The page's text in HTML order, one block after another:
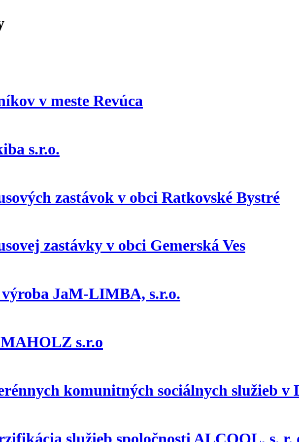
v meste Revúca
s.r.o.
zastávok v obci Ratkovské Bystré
zastávky v obci Gemerská Ves
JaM-LIMBA, s.r.o.
s.r.o
komunitných sociálnych služieb v